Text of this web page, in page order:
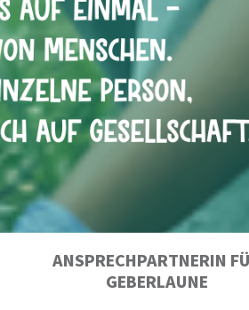
ANSPRECHPARTNERIN
GEBERLAUNE